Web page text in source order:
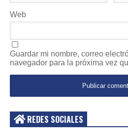
Web
Guardar mi nombre, correo
navegador para la próxima vez
REDES SOCIALES